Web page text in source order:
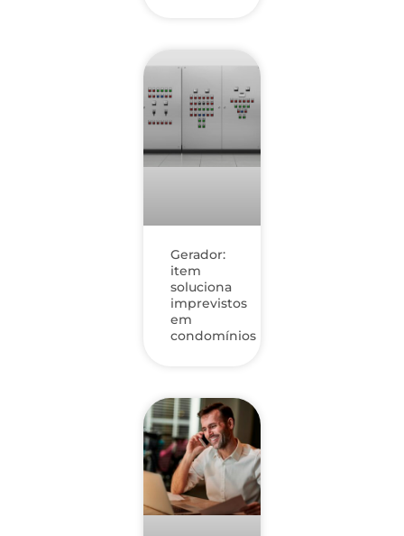
Gerador:
item
soluciona
imprevistos
em
condomínios